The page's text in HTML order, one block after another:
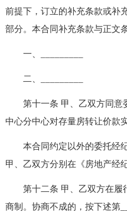
前提下，订立的补充条款或补
部分。本合同补充条款与正文
一、_________
二、_________
第十一条 甲、乙双方同意
中心分中心对存量房转让价款
本合同约定以外的委托经纪
甲、乙双方分别在《房地产经
第十二条 甲、乙双方在履
商制。协商不成的，按下述第